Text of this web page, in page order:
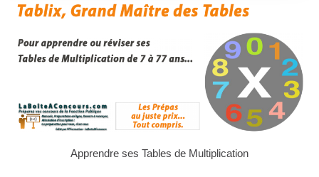
Apprendre ses Tables de Multiplication